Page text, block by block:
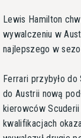
Lewis Hamilton
wywalczeniu w
najlepszego w
Ferrari przybyło
do Austrii nową
kierowców
kwalifikacjach